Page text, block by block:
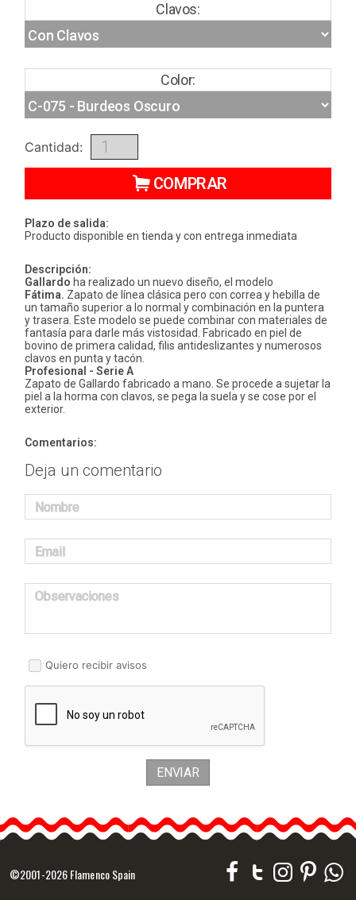
Clavos:
Color:
Cantidad:
COMPRAR
Plazo de salida:
Producto disponible en tienda y con entrega inmediata
Descripción:
Gallardo ha realizado un nuevo diseño, el modelo
Fátima. Zapato de línea clásica pero con correa y hebilla de
un tamaño superior a lo normal y combinación en la puntera
y trasera. Este modelo se puede combinar con materiales de
fantasía para darle más vistosidad. Fabricado en piel de
bovino de primera calidad, filis antideslizantes y numerosos
clavos en punta y tacón.
Profesional - Serie A
Zapato de Gallardo fabricado a mano. Se procede a sujetar la
piel a la horma con clavos, se pega la suela y se cose por el
exterior.
Comentarios:
Deja un comentario
Nombre
Email
Observaciones
Quiero recibir avisos
ENVIAR
©2001-2026 Flamenco Spain